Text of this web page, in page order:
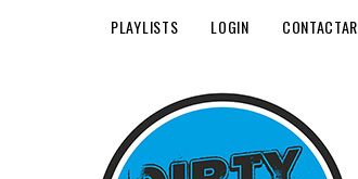
PLAYLISTS LOGIN CONTACTAR